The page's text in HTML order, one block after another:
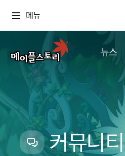
메뉴
뉴스
업데이트
이벤트
캐시샵 공지
메이플 알림판
with maple
커뮤니티